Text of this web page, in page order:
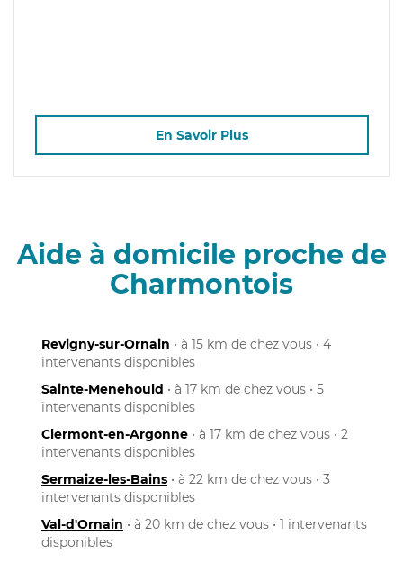
En Savoir Plus
Aide à domicile proche de
Charmontois
Revigny-sur-Ornain • à 15 km de chez vous • 4
intervenants disponibles
Sainte-Menehould • à 17 km de chez vous • 5
intervenants disponibles
Clermont-en-Argonne • à 17 km de chez vous • 2
intervenants disponibles
Sermaize-les-Bains • à 22 km de chez vous • 3
intervenants disponibles
Val-d'Ornain • à 20 km de chez vous • 1 intervenants
disponibles